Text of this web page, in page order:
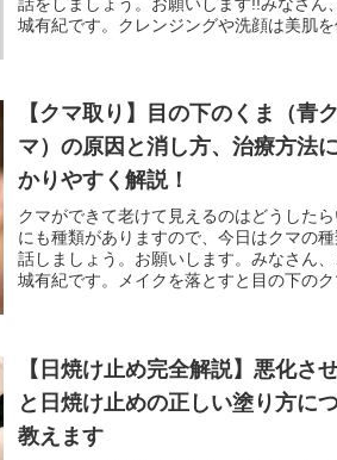
城有紀です。クレンジングや洗顔は美肌を
【クマ取り】目の下のくま（青
マ）の原因と消し方、治療方法
かりやすく解説！
クマができて老けて見えるのはどうした
にも種類がありますので、今日はクマの
話しましょう。お願いします。みなさん
城有紀です。メイクを落とすと目の下の
【日焼け止め完全解説】悪化さ
と日焼け止めの正しい塗り方に
教えます